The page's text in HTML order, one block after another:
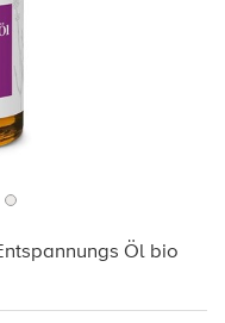
Öl bio